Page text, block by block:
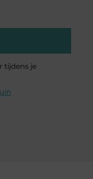
tijdens je